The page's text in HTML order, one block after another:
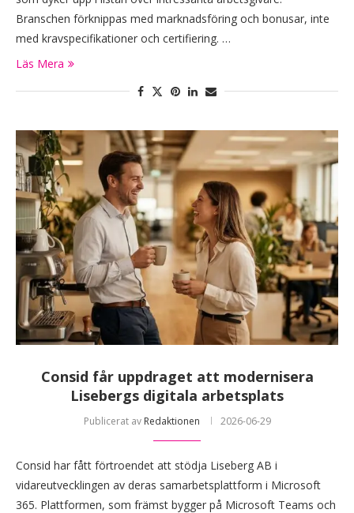
Branschen förknippas med marknadsföring och bonusar, inte
med kravspecifikationer och certifiering. …
Läs Mera
Consid får uppdraget att modernisera
Lisebergs digitala arbetsplats
Publicerat av Redaktionen 2026-06-29
Consid har fått förtroendet att stödja Liseberg AB i
vidareutvecklingen av deras samarbetsplattform i Microsoft
365. Plattformen, som främst bygger på Microsoft Teams och